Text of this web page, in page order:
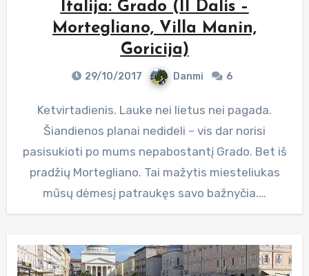
Italija: Grado (II Dalis –
Mortegliano, Villa Manin,
Goricija)
29/10/2017 Danmi 6
Ketvirtadienis. Lauke nei lietus nei pagada.
Šiandienos planai nedideli – vis dar norisi
pasisukioti po mums nepabostantį Grado. Bet iš
pradžių Mortegliano. Tai mažytis miesteliukas
mūsų dėmesį patraukęs savo bažnyčia.…